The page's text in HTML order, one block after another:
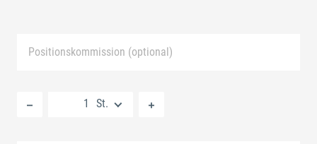
Positionskommission (optional)
St.